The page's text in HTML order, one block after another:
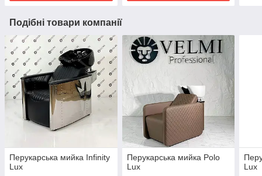
Подібні товари компанії
Перукарська мийка Infinity
Lux
Перукарська мийка Polo
Lux
Lux